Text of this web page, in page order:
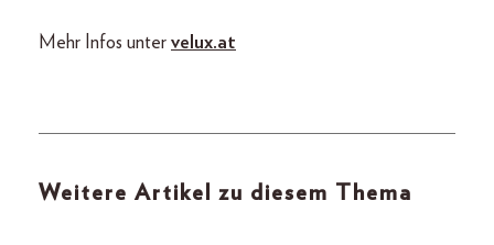
Mehr Infos unter velux.at
Weitere Artikel zu diesem Thema